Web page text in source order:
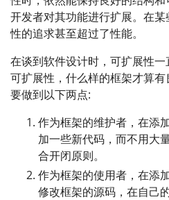
开发者对其功能进行扩展。在
性的追求甚至超过了性能。
在谈到软件设计时，可扩展性
可扩展性，什么样的框架才算
要做到以下两点:
作为框架的维护者，在添
加一些新代码，而不用大
合开闭原则。
作为框架的使用者，在添
修改框架的源码，在自己